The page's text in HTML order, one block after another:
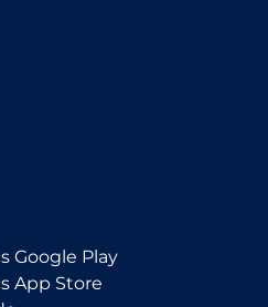
Google Play
App Store